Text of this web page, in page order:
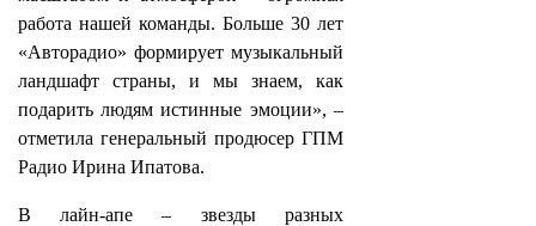
работа нашей команды. Больше 30 лет
«Авторадио» формирует музыкальный
ландшафт страны, и мы знаем, как
подарить людям истинные эмоции», –
отметила генеральный продюсер ГПМ
Радио Ирина Ипатова.
В лайн‑апе – звезды разных